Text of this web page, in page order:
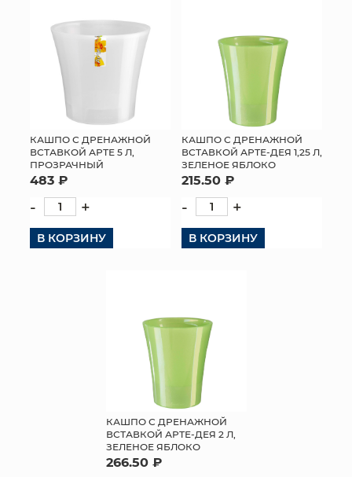
КАШПО С ДРЕНАЖНОЙ
ВСТАВКОЙ АРТЕ 5 Л,
ПРОЗРАЧНЫЙ
483 ₽
- +
В КОРЗИНУ
КАШПО С ДРЕНАЖНОЙ
ВСТАВКОЙ АРТЕ-ДЕЯ 1,25 Л,
ЗЕЛЕНОЕ ЯБЛОКО
215.50 ₽
- +
В КОРЗИНУ
КАШПО С ДРЕНАЖНОЙ
ВСТАВКОЙ АРТЕ-ДЕЯ 2 Л,
ЗЕЛЕНОЕ ЯБЛОКО
266.50 ₽